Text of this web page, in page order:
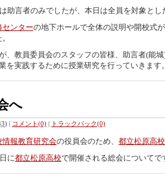
は助言者のみでしたが、本日は全員を対象とし
センターの地下ホールで全体の説明や開校式
、教員委員会のスタッフの皆様、助言者(能城
を実践するために授業研究を行っていきます。
へ
) | コメント(0) | トラックバック(0)
報教育研究会の役員会のため、 都立松原高校
に都立松原高校で開催される総会についてで